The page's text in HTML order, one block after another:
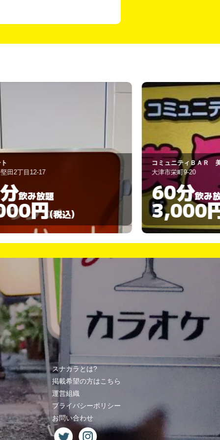
ュニティＢＡＲ 美豚
市栄町9-20
分飲み放題
円(税込)
ＩＺＡＫＡＹＡ
大津市大萱１丁
60分
スナカラとは?
掲載希望の方はこちら
運営組織
プライバシーポリシー
お問い合わせ